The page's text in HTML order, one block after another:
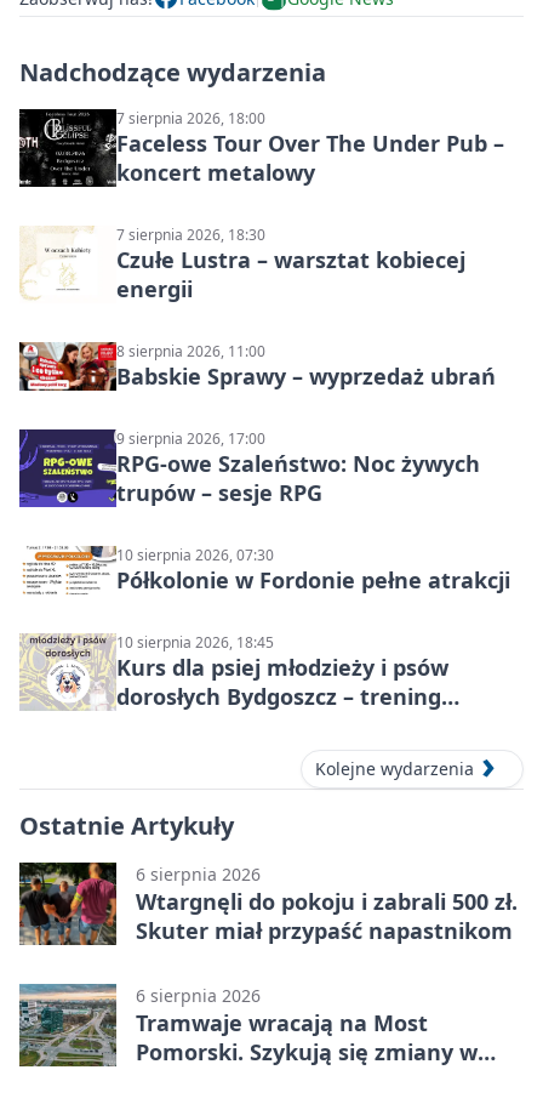
Nadchodzące wydarzenia
7 sierpnia 2026, 18:00
Faceless Tour Over The Under Pub –
koncert metalowy
7 sierpnia 2026, 18:30
Czułe Lustra – warsztat kobiecej
energii
8 sierpnia 2026, 11:00
Babskie Sprawy – wyprzedaż ubrań
9 sierpnia 2026, 17:00
RPG-owe Szaleństwo: Noc żywych
trupów – sesje RPG
10 sierpnia 2026, 07:30
Półkolonie w Fordonie pełne atrakcji
10 sierpnia 2026, 18:45
Kurs dla psiej młodzieży i psów
dorosłych Bydgoszcz – trening
Kolejne wydarzenia
Ostatnie Artykuły
6 sierpnia 2026
Wtargnęli do pokoju i zabrali 500 zł.
Skuter miał przypaść napastnikom
6 sierpnia 2026
Tramwaje wracają na Most
Pomorski. Szykują się zmiany w